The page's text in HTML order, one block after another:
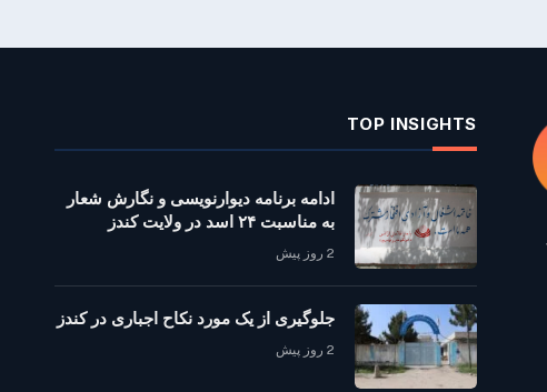
TOP INSIGHTS
ادامه برنامه دیوارنویسی و نگارش شعار
به مناسبت ۲۴ اسد در ولایت کندز
2 روز پیش
جلوگیری از یک مورد نکاح اجباری در کندز
2 روز پیش